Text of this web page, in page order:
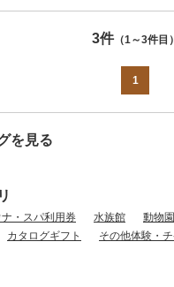
3件（1～3件目）
1
を見る
・スパ利用券 水族館 動物園
カタログギフト その他体験・チ